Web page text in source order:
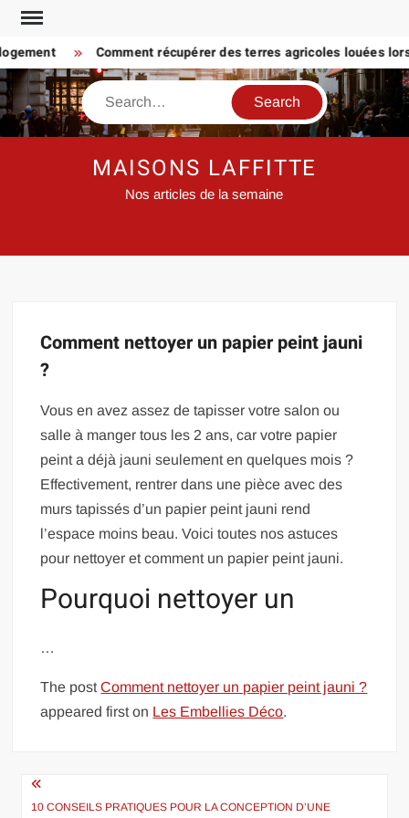
Skip
content
Comment récupérer des terres agricoles louées
Search
MAISONS LAFFITTE
Nos articles de la semaine
Comment nettoyer un papier peint jauni
?
Vous en avez assez de tapisser votre salon ou
salle à manger tous les 2 ans, car votre papier
peint a déjà jauni seulement en quelques mois ?
Effectivement, rentrer dans une pièce avec des
murs tapissés d’un papier peint jauni rend
l’espace moins beau. Voici toutes nos astuces
pour nettoyer et comment un papier peint jauni.
Pourquoi nettoyer un
…
The postComment nettoyer un papier peint jauni ?
appeared first on Les Embellies Déco.
Navigation
10 CONSEILS PRATIQUES POUR LA CONCEPTION D’UNE